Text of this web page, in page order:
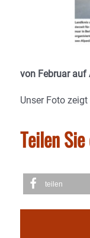
von Februar auf
Unser Foto
Teilen
teilen